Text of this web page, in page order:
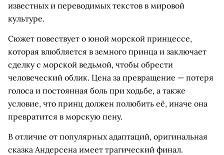
известных и переводимых текстов в мировой
культуре.
Сюжет повествует о юной морской принцессе,
которая влюбляется в земного принца и заключает
сделку с морской ведьмой, чтобы обрести
человеческий облик. Цена за превращение — потеря
голоса и постоянная боль при ходьбе, а также
условие, что принц должен полюбить её, иначе она
превратится в морскую пену.
В отличие от популярных адаптаций, оригинальная
сказка Андерсена имеет трагический финал.